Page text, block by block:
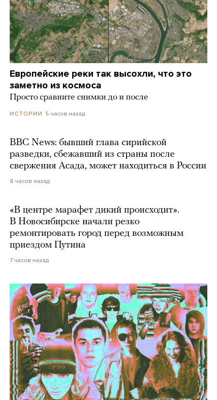
Европейские реки так высохли, что это
заметно из космоса
Просто сравните снимки до и после
ИСТОРИИ 5 часов назад
BBC News: бывший глава сирийской
разведки, сбежавший из страны после
свержения Асада, может находиться в России
8 часов назад
«В центре марафет дикий происходит».
В Новосибирске начали резко
ремонтировать город перед возможным
приездом Путина
7 часов назад